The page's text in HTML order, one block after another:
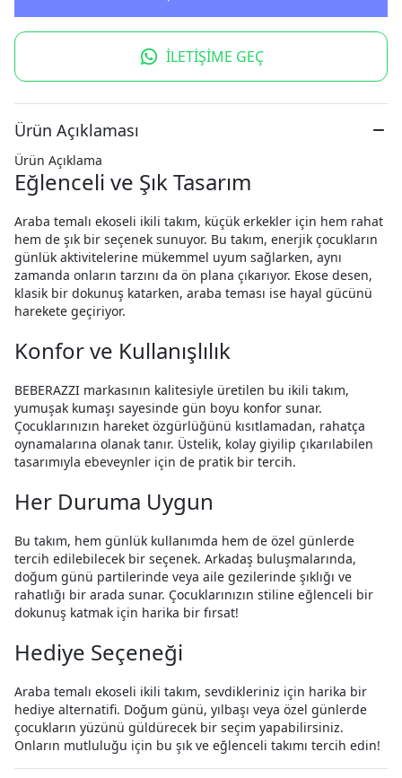
İLETİŞİME GEÇ
Ürün Açıklaması
Ürün Açıklama
Eğlenceli ve Şık Tasarım
Araba temalı ekoseli ikili takım, küçük erkekler için hem rahat
hem de şık bir seçenek sunuyor. Bu takım, enerjik çocukların
günlük aktivitelerine mükemmel uyum sağlarken, aynı
zamanda onların tarzını da ön plana çıkarıyor. Ekose desen,
klasik bir dokunuş katarken, araba teması ise hayal gücünü
harekete geçiriyor.
Konfor ve Kullanışlılık
BEBERAZZI markasının kalitesiyle üretilen bu ikili takım,
yumuşak kumaşı sayesinde gün boyu konfor sunar.
Çocuklarınızın hareket özgürlüğünü kısıtlamadan, rahatça
oynamalarına olanak tanır. Üstelik, kolay giyilip çıkarılabilen
tasarımıyla ebeveynler için de pratik bir tercih.
Her Duruma Uygun
Bu takım, hem günlük kullanımda hem de özel günlerde
tercih edilebilecek bir seçenek. Arkadaş buluşmalarında,
doğum günü partilerinde veya aile gezilerinde şıklığı ve
rahatlığı bir arada sunar. Çocuklarınızın stiline eğlenceli bir
dokunuş katmak için harika bir fırsat!
Hediye Seçeneği
Araba temalı ekoseli ikili takım, sevdikleriniz için harika bir
hediye alternatifi. Doğum günü, yılbaşı veya özel günlerde
çocukların yüzünü güldürecek bir seçim yapabilirsiniz.
Onların mutluluğu için bu şık ve eğlenceli takımı tercih edin!